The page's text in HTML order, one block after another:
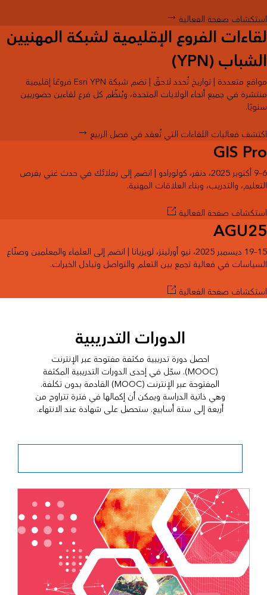
استكشاف صفحة الفعالية
لقاءات الفروع الإقليمية لشبكة المهنيين
الشباب (YPN)
مواقع متعددة | تواريخ تُحدد لاحقً | تضم شبكة Esri YPN فروعًا إقليمية
منتشرة في جميع أنحاء الولايات المتحدة، ويُنظّم كل فرع لقاءين حضوريين
سنويًا.
اكتشف فعاليات اللقاءات التي تُعقد في فصل الربيع
GIS Pro
6–9 أكتوبر 2025، دنفر، كولورادو | انضم إلى زملائك في حدث غني بفرص
التعليم، والتدريب، وبناء العلاقات المهنية.
استكشاف صفحة الفعالية
AGU25
15–19 ديسمبر 2025، نيو أورلينز، لويزيانا | انضم إلى العلماء والمعلمين وصنّاع
السياسات في فعالية تجمع بين التعلم والتواصل وتبادل الخبرات.
استكشاف صفحة الفعالية
الدورات التدريبية
احصل دورة تدريبية مكثفة مفتوحة عبر الإنترنت
(MOOC). سجّل في إحدى الدورات التدريبية المكثفة
المفتوحة عبر الإنترنت (MOOC) القادمة بدون تكلفة.
وهي ذاتية الدراسة ويمكن أن إكمالها في فترة تتراوح من
أربعة إلى ستة أسابيع. ستحصل على شهادة عند الانتهاء.